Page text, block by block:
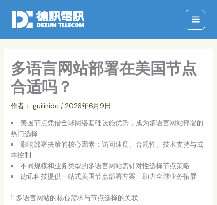
容
多语言网站部署在美国节点
合适吗？
作者： guilinidc / 2026年6月9日
美国节点凭借全球网络基础设施优势，成为多语言网站部署的
热门选择
影响部署决策的核心因素：访问速度、合规性、技术支持与成
本控制
不同规模和业务类型的多语言网站需针对性选择节点策略
德讯科技提供一站式美国节点部署方案，助力全球业务拓展
1. 多语言网站的核心需求与节点选择的关联